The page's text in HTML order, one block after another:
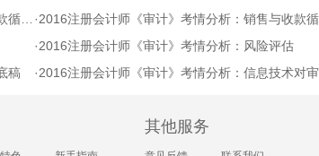
计 ·2016注册会计师《审计》考情分析：销售与收款循环的审计
·2016注册会计师《审计》考情分析：风险评估
稿 ·2016注册会计师《审计》考情分析：信息技术对审计的影响
其他服务